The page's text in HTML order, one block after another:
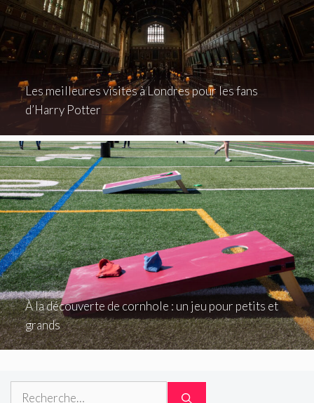
Les meilleures visites à Londres pour les fans
d’Harry Potter
À la découverte de cornhole : un jeu pour petits et
grands
Rechercher :